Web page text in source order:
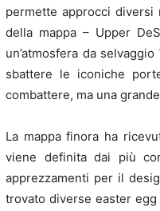
permette approcci
della mappa – Upper
un’atmosfera da
sbattere le iconiche
combattere, ma una
La mappa finora ha
viene definita dai più
apprezzamenti per il
trovato diverse easter egg